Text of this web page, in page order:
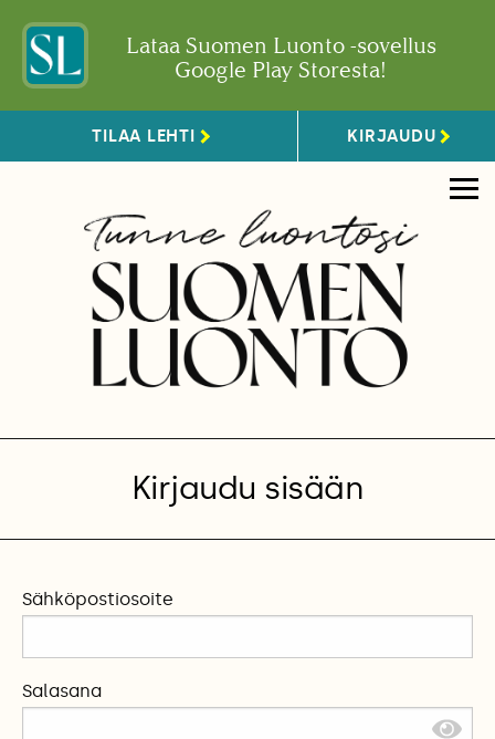
Lataa Suomen Luonto -sovellus
Google Play Storesta!
TILAA LEHTI KIRJAUDU
Kirjaudu sisään
Sähköpostiosoite
Salasana